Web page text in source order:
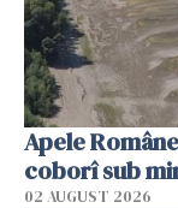
Apele
coborî sub
02 AUGUST 2026